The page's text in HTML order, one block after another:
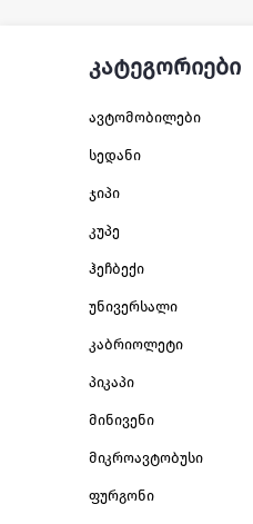
კატეგორიები
ავტომობილები
სედანი
ჯიპი
კუპე
ჰეჩბექი
უნივერსალი
კაბრიოლეტი
პიკაპი
მინივენი
მიკროავტობუსი
ფურგონი